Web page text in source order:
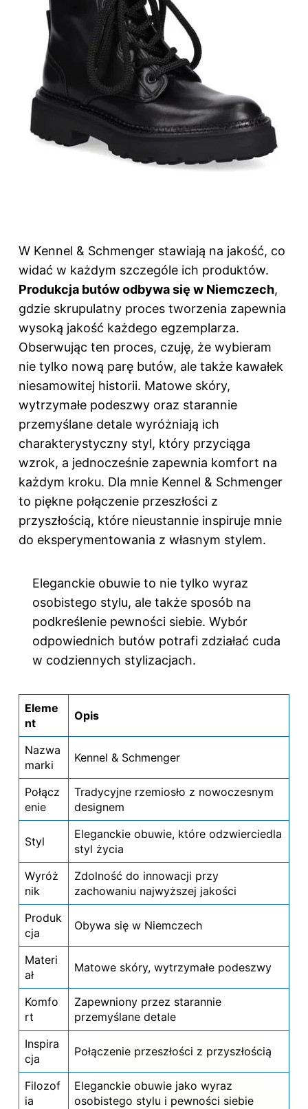
W Kennel & Schmenger stawiają na jakość, co
widać w każdym szczególe ich produktów.
Produkcja butów odbywa się w Niemczech,
gdzie skrupulatny proces tworzenia zapewnia
wysoką jakość każdego egzemplarza.
Obserwując ten proces, czuję, że wybieram
nie tylko nową parę butów, ale także kawałek
niesamowitej historii. Matowe skóry,
wytrzymałe podeszwy oraz starannie
przemyślane detale wyróżniają ich
charakterystyczny styl, który przyciąga
wzrok, a jednocześnie zapewnia komfort na
każdym kroku. Dla mnie Kennel & Schmenger
to piękne połączenie przeszłości z
przyszłością, które nieustannie inspiruje mnie
do eksperymentowania z własnym stylem.
Eleganckie obuwie to nie tylko wyraz
osobistego stylu, ale także sposób na
podkreślenie pewności siebie. Wybór
odpowiednich butów potrafi zdziałać cuda
w codziennych stylizacjach.
Eleme
nt
Opis
Nazwa
marki
Kennel & Schmenger
Połącz
enie
Tradycyjne rzemiosło z nowoczesnym
designem
Styl
Eleganckie obuwie, które odzwierciedla
styl życia
Wyróż
nik
Zdolność do innowacji przy
zachowaniu najwyższej jakości
Produk
cja
Obywa się w Niemczech
Materi
ał
Matowe skóry, wytrzymałe podeszwy
Komfo
rt
Zapewniony przez starannie
przemyślane detale
Inspira
cja
Połączenie przeszłości z przyszłością
Filozof
ia
Eleganckie obuwie jako wyraz
osobistego stylu i pewności siebie